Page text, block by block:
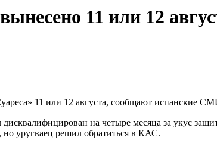
11 или 12
11 или 12 августа, сообщают испанские
на четыре месяца за укус
уругваец решил обратиться в КАС.